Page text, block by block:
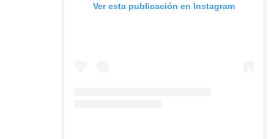
Ver esta publicación en Instagram